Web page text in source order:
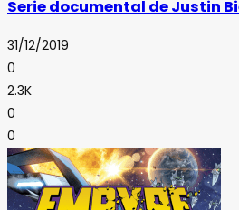
Serie documental de Justin
31/12/2019
0
2.3K
0
0